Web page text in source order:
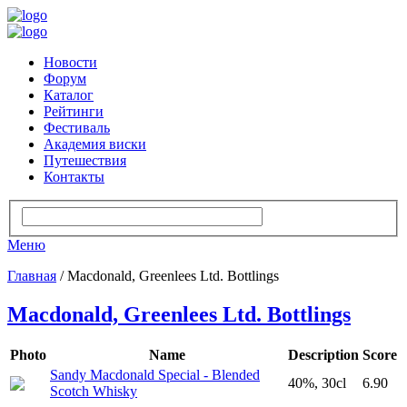
Новости
Форум
Каталог
Рейтинги
Фестиваль
Академия виски
Путешествия
Контакты
Меню
Главная / Macdonald, Greenlees Ltd. Bottlings
Macdonald, Greenlees Ltd. Bottlings
Photo Name Description Score
Sandy Macdonald Special - Blended
Scotch Whisky
40%, 30cl 6.90